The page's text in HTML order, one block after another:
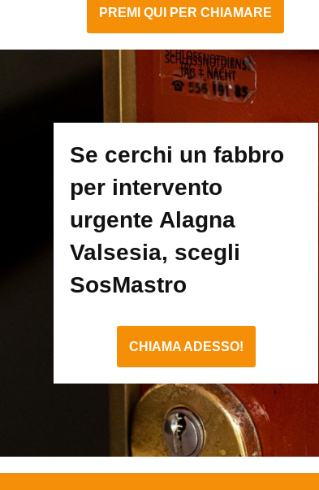
PREMI QUI PER CHIAMARE
Se cerchi un fabbro
per intervento
urgente Alagna
Valsesia, scegli
SosMastro
CHIAMA ADESSO!